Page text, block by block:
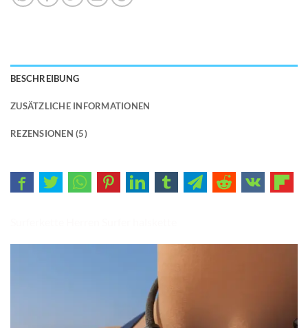
BESCHREIBUNG
ZUSÄTZLICHE INFORMATIONEN
REZENSIONEN (5)